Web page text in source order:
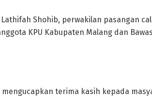
Shohib, perwakilan pasangan
KPU Kabupaten Malang dan
terima kasih kepada